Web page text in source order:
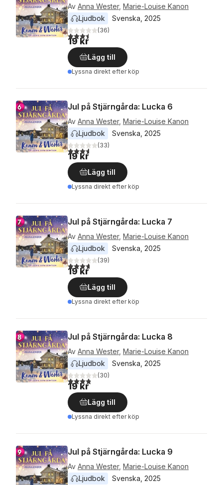
Av Anna Wester, Marie-Louise Kanon
Ljudbok
Svenska 2025
3,5utav 5 stjärnor. Totalt antal röster:
(36)
19 kr
Lägg till
Lyssna direkt efter köp
Jul på Stjärngårda: Lucka 6
Av Anna Wester, Marie-Louise Kanon
Ljudbok
Svenska 2025
3,6utav 5 stjärnor. Totalt antal röster:
(33)
19 kr
Lägg till
Lyssna direkt efter köp
Jul på Stjärngårda: Lucka 7
Av Anna Wester, Marie-Louise Kanon
Ljudbok
Svenska 2025
3,7utav 5 stjärnor. Totalt antal röster:
(39)
19 kr
Lägg till
Lyssna direkt efter köp
Jul på Stjärngårda: Lucka 8
Av Anna Wester, Marie-Louise Kanon
Ljudbok
Svenska 2025
3,8utav 5 stjärnor. Totalt antal röster:
(30)
19 kr
Lägg till
Lyssna direkt efter köp
Jul på Stjärngårda: Lucka 9
Av Anna Wester, Marie-Louise Kanon
Ljudbok
Svenska 2025